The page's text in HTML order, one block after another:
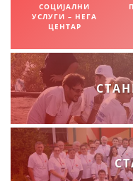
ЕДУКАТИВНО
СОЦИЈАЛНИ
УСЛУГИ – НЕГА
ЦЕНТАР